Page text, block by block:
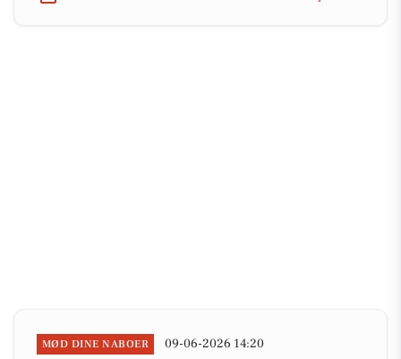
MØD DINE NABOER 09-06-2026 14:20